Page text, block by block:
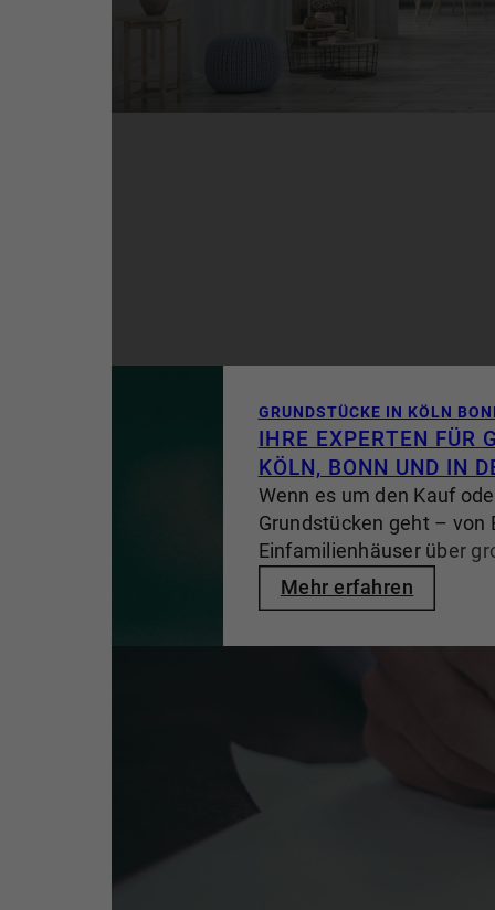
im gehobenen Segment
Kunden individuelle
die Veräußerung von
GRUNDSTÜCKE IN KÖLN
IHRE EXPERTEN FÜR
KÖLN, BONN UND IN
Wenn es um den Kauf
Grundstücken geht – von
Einfamilienhäuser über
Mehrfamilienhäuser bis
für Villen –, steht der
Marktkenntnis. Als
mit jahrzehntelanger
Segment bieten wir
Lösungen für den Erwerb
Mehr erfahren